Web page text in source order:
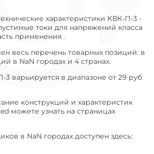
характеристики КВК-П-3 -
токи для напряжений класса
применения .
весь перечень товарных позиций: в
в NaN городах и 4 странах.
варьируется в диапазоне от 29 руб
конструкций и характеристик
можете узнать на страницах
в NaN городах доступен здесь: